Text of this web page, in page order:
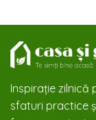
Inspirație zilnică
sfaturi practice